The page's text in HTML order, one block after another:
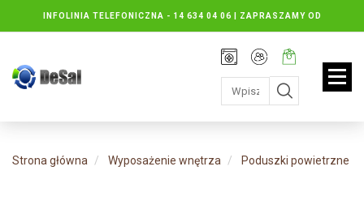
INFOLINIA TELEFONICZNA - 14 634 04 06 | ZAPRASZAMY OD
PONIEDZIAŁKU DO PIĄTKU : 8.30 DO 16.30, SOBOTY: 8.30 DO 13.00
Rejestracja
Moje
konto
Twój
koszyk:
jest
pusty
Strona główna Wyposażenie wnętrza Poduszki powietrzne